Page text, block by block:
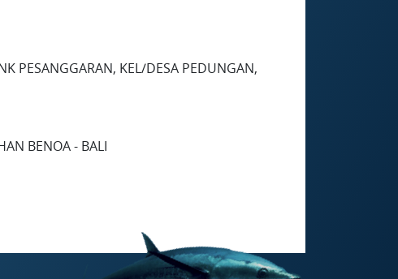
PESANGGARAN, KEL/DESA PEDUNGAN,
BENOA - BALI